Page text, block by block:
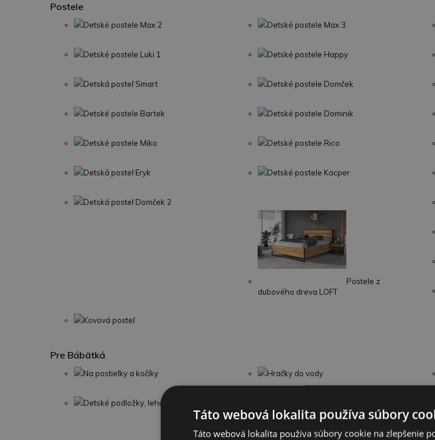
Postele
Detské postele Max 2 Detské postele Max 3
Detské postele Luki 1 Detské postele Happy
Detská posteľ Smart Detské postele Domček
Detské postele Bartek Detské postele Dominik
Detské postele Miko Detské postele Rico
Detská posteľ Eryk Detské postele Kacper
Detská posteľ Domček 2
Postele z
dubového dreva LOFT
Kovová posteľ
Pre Bábätká
Na postieľky a kočíky Hračky do vody
Detské podložky, lehátka a deky
Táto webová lokalita používa súbory
Táto webová lokalita používa súbory cookie na zlepšenie